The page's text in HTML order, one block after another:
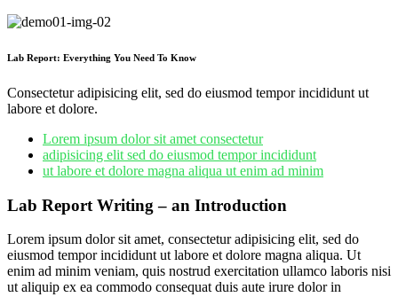
Lab Report: Everything You Need To Know
Consectetur adipisicing elit, sed do eiusmod tempor incididunt ut
labore et dolore.
Lorem ipsum dolor sit amet consectetur
adipisicing elit sed do eiusmod tempor incididunt
ut labore et dolore magna aliqua ut enim ad minim
Lab Report Writing – an Introduction
Lorem ipsum dolor sit amet, consectetur adipisicing elit, sed do
eiusmod tempor incididunt ut labore et dolore magna aliqua. Ut
enim ad minim veniam, quis nostrud exercitation ullamco laboris nisi
ut aliquip ex ea commodo consequat duis aute irure dolor in